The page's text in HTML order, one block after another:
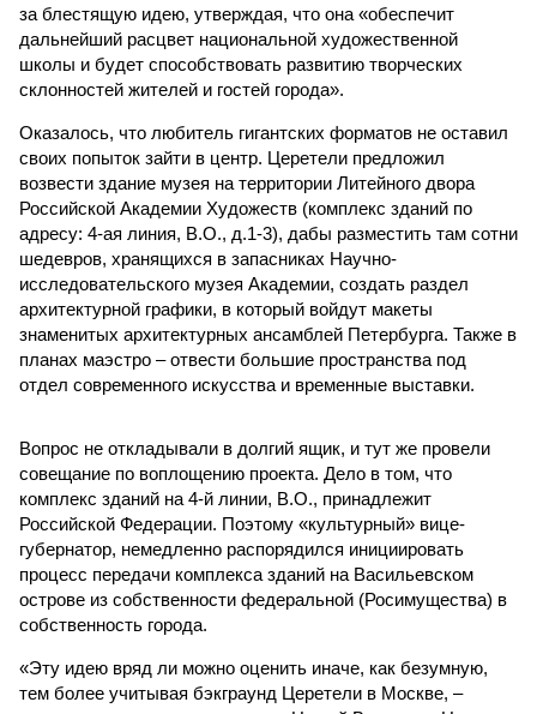
за блестящую идею, утверждая, что она «обеспечит
дальнейший расцвет национальной художественной
школы и будет способствовать развитию творческих
склонностей жителей и гостей города».
Оказалось, что любитель гигантских форматов не оставил
своих попыток зайти в центр. Церетели предложил
возвести здание музея на территории Литейного двора
Российской Академии Художеств (комплекс зданий по
адресу: 4-ая линия, В.О., д.1-3), дабы разместить там сотни
шедевров, хранящихся в запасниках Научно-
исследовательского музея Академии, создать раздел
архитектурной графики, в который войдут макеты
знаменитых архитектурных ансамблей Петербурга. Также в
планах маэстро – отвести большие пространства под
отдел современного искусства и временные выставки.
Вопрос не откладывали в долгий ящик, и тут же провели
совещание по воплощению проекта. Дело в том, что
комплекс зданий на 4-й линии, В.О., принадлежит
Российской Федерации. Поэтому «культурный» вице-
губернатор, немедленно распорядился инициировать
процесс передачи комплекса зданий на Васильевском
острове из собственности федеральной (Росимущества) в
собственность города.
«Эту идею вряд ли можно оценить иначе, как безумную,
тем более учитывая бэкграунд Церетели в Москве, –